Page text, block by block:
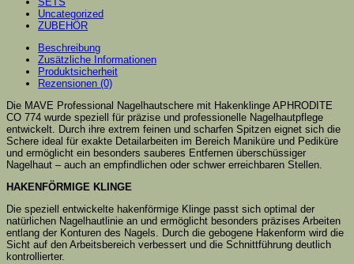
Uncategorized
ZUBEHÖR
Beschreibung
Zusätzliche Informationen
Produktsicherheit
Rezensionen (0)
Die MAVE Professional Nagelhautschere mit Hakenklinge APHRODITE
CO 774 wurde speziell für präzise und professionelle Nagelhautpflege
entwickelt. Durch ihre extrem feinen und scharfen Spitzen eignet sich die
Schere ideal für exakte Detailarbeiten im Bereich Maniküre und Pediküre
und ermöglicht ein besonders sauberes Entfernen überschüssiger
Nagelhaut – auch an empfindlichen oder schwer erreichbaren Stellen.
HAKENFÖRMIGE KLINGE
Die speziell entwickelte hakenförmige Klinge passt sich optimal der
natürlichen Nagelhautlinie an und ermöglicht besonders präzises Arbeiten
entlang der Konturen des Nagels. Durch die gebogene Hakenform wird die
Sicht auf den Arbeitsbereich verbessert und die Schnittführung deutlich
kontrollierter.